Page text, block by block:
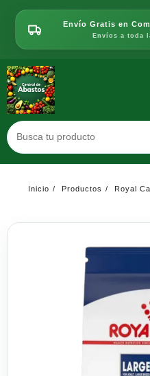
contenido
Envío Gratis en
Envíos a toda
Inicio Productos
Royal